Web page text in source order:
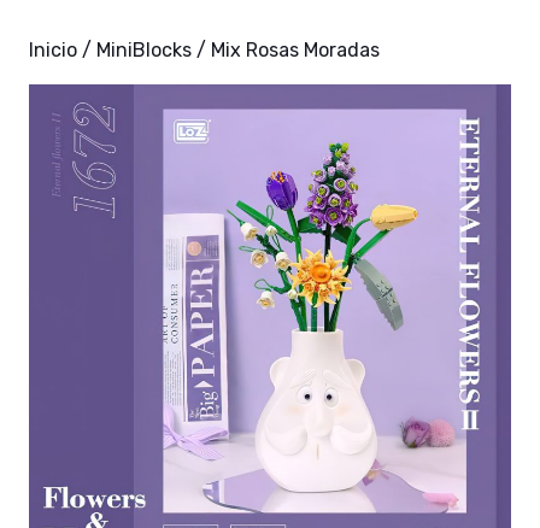
Inicio / MiniBlocks / Mix Rosas Moradas